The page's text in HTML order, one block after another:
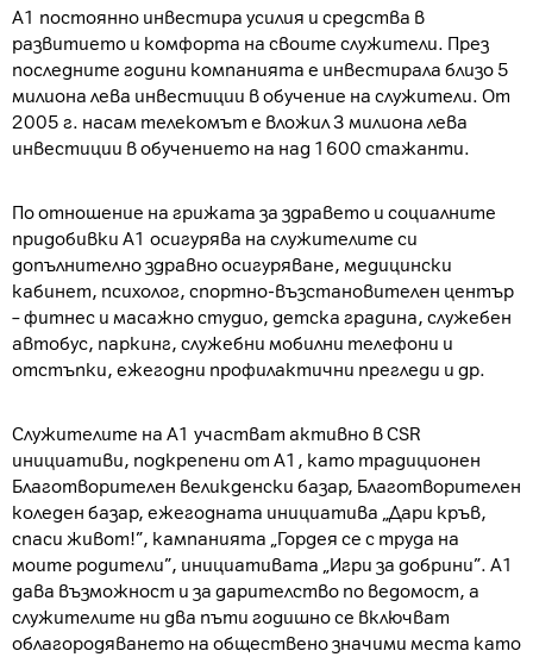
А1 постоянно инвестира усилия и средства в
развитието и комфорта на своите служители. През
последните години компанията е инвестирала близо 5
милиона лева инвестиции в обучение на служители. От
2005 г. насам телекомът е вложил 3 милиона лева
инвестиции в обучението на над 1600 стажанти.
По отношение на грижата за здравето и социалните
придобивки А1 осигурява на служителите си
допълнително здравно осигуряване, медицински
кабинет, психолог, спортно-възстановителен център
– фитнес и масажно студио, детска градина, служебен
автобус, паркинг, служебни мобилни телефони и
отстъпки, ежегодни профилактични прегледи и др.
Служителите на А1 участват активно в CSR
инициативи, подкрепени от А1, като традиционен
Благотворителен великденски базар, Благотворителен
коледен базар, ежегодната инициатива „Дари кръв,
спаси живот!”, кампанията „Гордея се с труда на
моите родители”, инициативата „Игри за добрини”. А1
дава възможност и за дарителство по ведомост, а
служителите ни два пъти годишно се включват
облагородяването на обществено значими места като